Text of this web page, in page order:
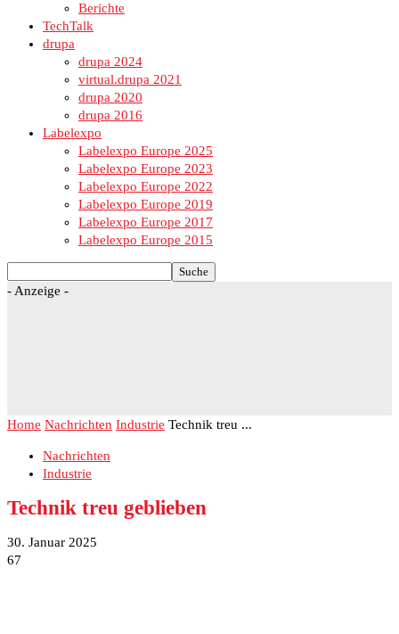
Berichte
TechTalk
drupa
drupa 2024
virtual.drupa 2021
drupa 2020
drupa 2016
Labelexpo
Labelexpo Europe 2025
Labelexpo Europe 2023
Labelexpo Europe 2022
Labelexpo Europe 2019
Labelexpo Europe 2017
Labelexpo Europe 2015
- Anzeige -
Home Nachrichten Industrie Technik treu ...
Nachrichten
Industrie
Technik treu geblieben
30. Januar 2025
67